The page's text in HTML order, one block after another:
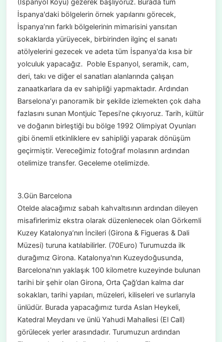
(İspanyol Köyü) gezerek başlıyoruz. Burada tüm
İspanya'daki bölgelerin örnek yapılarını görecek,
İspanya’nın farklı bölgelerinin mimarisini yansıtan
sokaklarda yürüyecek, birbirinden ilginç el sanatı
atölyelerini gezecek ve adeta tüm İspanya'da kısa bir
yolculuk yapacağız. Poble Espanyol, seramik, cam,
deri, takı ve diğer el sanatları alanlarında çalışan
zanaatkarlara da ev sahipliği yapmaktadır. Ardından
Barselona’yı panoramik bir şekilde izlemekten çok daha
fazlasını sunan Montjuic Tepesi’ne çıkıyoruz. Tarih, kültür
ve doğanın birleştiği bu bölge 1992 Olimpiyat Oyunları
gibi önemli etkinliklere ev sahipliği yaparak dönüşüm
geçirmiştir. Vereceğimiz fotoğraf molasının ardından
otelimize transfer. Geceleme otelimizde.
3.Gün Barcelona
Otelde alacağımız sabah kahvaltısının ardından dileyen
misafirlerimiz ekstra olarak düzenlenecek olan Görkemli
Kuzey Katalonya’nın İncileri (Girona & Figueras & Dali
Müzesi) turuna katılabilirler. (70Euro) Turumuzda ilk
durağımız Girona. Katalonya'nın Kuzeydoğusunda,
Barcelona'nın yaklaşık 100 kilometre kuzeyinde bulunan
tarihi bir şehir olan Girona, Orta Çağ’dan kalma dar
sokakları, tarihi yapıları, müzeleri, kiliseleri ve surlarıyla
ünlüdür. Burada yapacağımız turda Aslan Heykeli,
Katedral Meydanı ve ünlü Yahudi Mahallesi (El Call)
görülecek yerler arasındadır. Turumuzun ardından